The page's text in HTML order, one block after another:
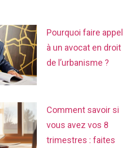
Pourquoi faire appel
à un avocat en droit
de l’urbanisme ?
Comment savoir si
vous avez vos 8
trimestres : faites